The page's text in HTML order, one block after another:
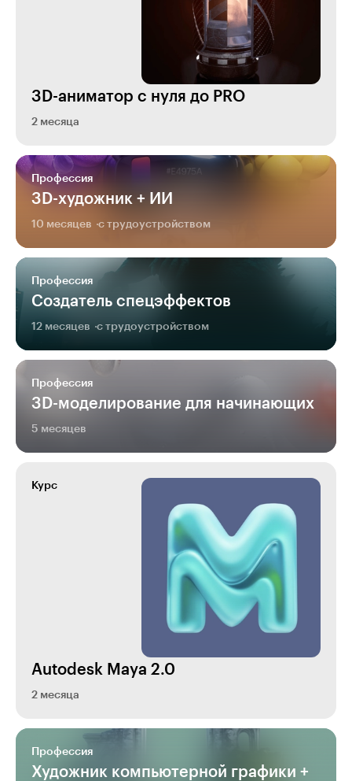
3D-аниматор с нуля до PRO
2 месяца
Профессия
3D-художник + ИИ
10 месяцев с трудоустройством
Профессия
Создатель спецэффектов
12 месяцев с трудоустройством
Профессия
3D-моделирование для начинающих
5 месяцев
Курс
Autodesk Maya 2.0
2 месяца
Профессия
Художник компьютерной графики +